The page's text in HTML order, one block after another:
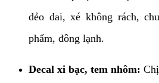
dẻo dai, xé không rách,
phẩm, đông lạnh.
Decal xi bạc, tem nhôm: